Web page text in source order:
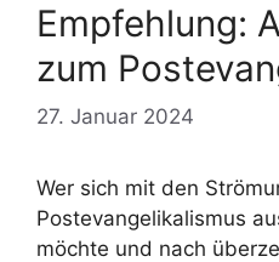
Empfehlung:
zum
27. Januar 2024
Wer sich mit den
Postevangelikalismus
möchte und nach